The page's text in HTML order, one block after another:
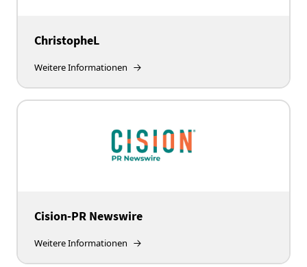
ChristopheL
Weitere Informationen
Cision-PR Newswire
Weitere Informationen